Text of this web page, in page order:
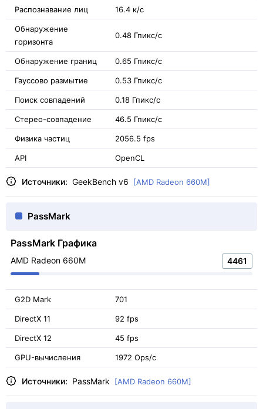
Распознавание лиц 16.4 к/с
Обнаружение
горизонта
0.48 Гпикс/с
Обнаружение границ 0.65 Гпикс/с
Гауссово размытие 0.53 Гпикс/с
Поиск совпадений 0.18 Гпикс/с
Стерео-совпадение 46.5 Гпикс/с
Физика частиц 2056.5 fps
API OpenCL
Источники: GeekBench v6 [AMD Radeon 660M]
PassMark
PassMark Графика
AMD Radeon 660M 4461
G2D Mark 701
DirectX 11 92 fps
DirectX 12 45 fps
GPU-вычисления 1972 Ops/с
Источники: PassMark [AMD Radeon 660M]